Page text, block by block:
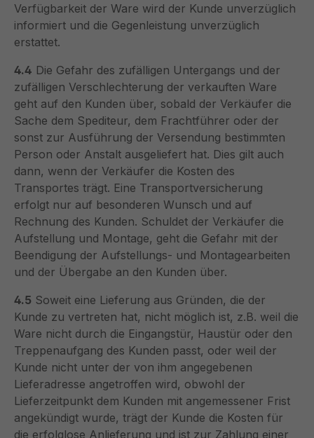
Verfügbarkeit der Ware wird der Kunde unverzüglich
informiert und die Gegenleistung unverzüglich
erstattet.
4.4 Die Gefahr des zufälligen Untergangs und der
zufälligen Verschlechterung der verkauften Ware
geht auf den Kunden über, sobald der Verkäufer die
Sache dem Spediteur, dem Frachtführer oder der
sonst zur Ausführung der Versendung bestimmten
Person oder Anstalt ausgeliefert hat. Dies gilt auch
dann, wenn der Verkäufer die Kosten des
Transportes trägt. Eine Transportversicherung
erfolgt nur auf besonderen Wunsch und auf
Rechnung des Kunden. Schuldet der Verkäufer die
Aufstellung und Montage, geht die Gefahr mit der
Beendigung der Aufstellungs- und Montagearbeiten
und der Übergabe an den Kunden über.
4.5 Soweit eine Lieferung aus Gründen, die der
Kunde zu vertreten hat, nicht möglich ist, z.B. weil die
Ware nicht durch die Eingangstür, Haustür oder den
Treppenaufgang des Kunden passt, oder weil der
Kunde nicht unter der von ihm angegebenen
Lieferadresse angetroffen wird, obwohl der
Lieferzeitpunkt dem Kunden mit angemessener Frist
angekündigt wurde, trägt der Kunde die Kosten für
die erfolglose Anlieferung und ist zur Zahlung einer